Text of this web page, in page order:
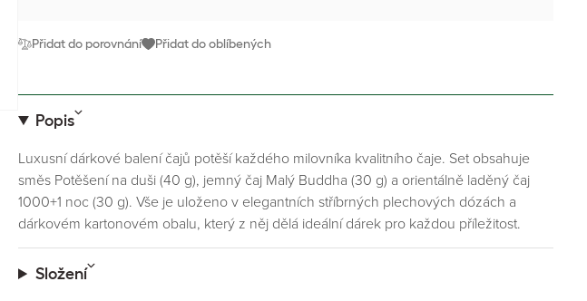
Přidat do porovnání Přidat do oblíbených
Popis
Luxusní dárkové balení čajů potěší každého milovníka kvalitního čaje. Set obsahuje
směs Potěšení na duši (40 g), jemný čaj Malý Buddha (30 g) a orientálně laděný čaj
1000+1 noc (30 g). Vše je uloženo v elegantních stříbrných plechových dózách a
dárkovém kartonovém obalu, který z něj dělá ideální dárek pro každou příležitost.
Složení